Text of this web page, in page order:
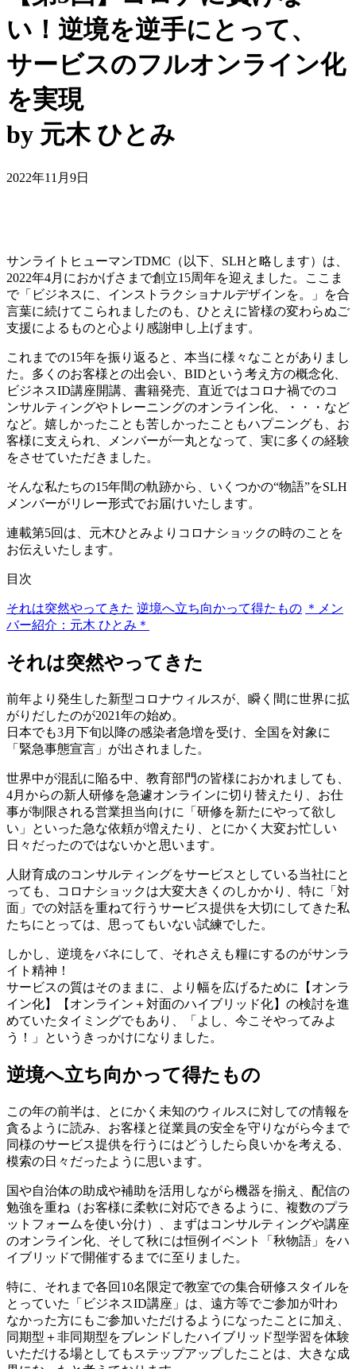
い！逆境を逆手にとって、
サービスのフルオンライン化
を実現
by 元木 ひとみ
2022年11月9日
サンライトヒューマンTDMC（以下、SLHと略します）は、
2022年4月におかげさまで創立15周年を迎えました。ここま
で「ビジネスに、インストラクショナルデザインを。」を合
言葉に続けてこられましたのも、ひとえに皆様の変わらぬご
支援によるものと心より感謝申し上げます。
これまでの15年を振り返ると、本当に様々なことがありまし
た。多くのお客様との出会い、BIDという考え方の概念化、
ビジネスID講座開講、書籍発売、直近ではコロナ禍でのコ
ンサルティングやトレーニングのオンライン化、・・・など
など。嬉しかったことも苦しかったこともハプニングも、お
客様に支えられ、メンバーが一丸となって、実に多くの経験
をさせていただきました。
そんな私たちの15年間の軌跡から、いくつかの“物語”をSLH
メンバーがリレー形式でお届けいたします。
連載第5回は、元木ひとみよりコロナショックの時のことを
お伝えいたします。
目次
それは突然やってきた 逆境へ立ち向かって得たもの ＊メン
バー紹介：元木 ひとみ＊
それは突然やってきた
前年より発生した新型コロナウィルスが、瞬く間に世界に拡
がりだしたのが2021年の始め。
日本でも3月下旬以降の感染者急増を受け、全国を対象に
「緊急事態宣言」が出されました。
世界中が混乱に陥る中、教育部門の皆様におかれましても、
4月からの新人研修を急遽オンラインに切り替えたり、お仕
事が制限される営業担当向けに「研修を新たにやって欲し
い」といった急な依頼が増えたり、とにかく大変お忙しい
日々だったのではないかと思います。
人財育成のコンサルティングをサービスとしている当社にと
っても、コロナショックは大変大きくのしかかり、特に「対
面」での対話を重ねて行うサービス提供を大切にしてきた私
たちにとっては、思ってもいない試練でした。
しかし、逆境をバネにして、それさえも糧にするのがサンラ
イト精神！
サービスの質はそのままに、より幅を広げるために【オンラ
イン化】【オンライン＋対面のハイブリッド化】の検討を進
めていたタイミングでもあり、「よし、今こそやってみよ
う！」というきっかけになりました。
逆境へ立ち向かって得たもの
この年の前半は、とにかく未知のウィルスに対しての情報を
貪るように読み、お客様と従業員の安全を守りながら今まで
同様のサービス提供を行うにはどうしたら良いかを考える、
模索の日々だったように思います。
国や自治体の助成や補助を活用しながら機器を揃え、配信の
勉強を重ね（お客様に柔軟に対応できるように、複数のプラ
ットフォームを使い分け）、まずはコンサルティングや講座
のオンライン化、そして秋には恒例イベント「秋物語」をハ
イブリッドで開催するまでに至りました。
特に、それまで各回10名限定で教室での集合研修スタイルを
とっていた「ビジネスID講座」は、遠方等でご参加が叶わ
なかった方にもご参加いただけるようになったことに加え、
同期型＋非同期型をブレンドしたハイブリッド型学習を体験
いただける場としてもステップアップしたことは、大きな成